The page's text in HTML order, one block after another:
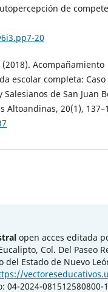
de
20
Acompañamiento
escolar completa: Caso
de San Juan
Altoandinas, 20(1),
open acces editada
Col. Del Paseo
Estado de Nuevo
04-2024-081512580800-